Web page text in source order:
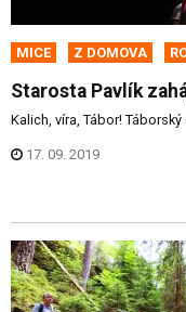
MICE Z DOMOVA
Starosta Pavlík
Kalich, víra, Tábor!
17. 09. 2019